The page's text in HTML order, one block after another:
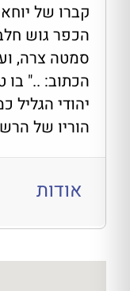
קברו של
הכפר גוש
סמטה צרה,
הכתוב: .." בו
יהודי הגליל
הוריו של
אודות